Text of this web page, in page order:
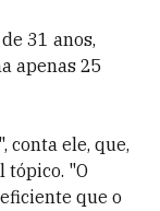
de 31 anos,
apenas 25
conta ele, que,
tópico. "O
que o